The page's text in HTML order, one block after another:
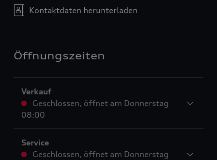
Kontaktdaten herunterladen
Öffnungszeiten
Verkauf
Geschlossen, öffnet am Donnerstag
08:00
Service
Geschlossen, öffnet am Donnerstag